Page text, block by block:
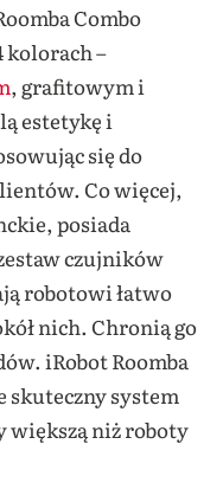
Combo
kolorach –
, grafitowym i
estetykę i
się do
Co więcej,
posiada
czujników
robotowi łatwo
nich. Chronią go
iRobot Roomba
skuteczny system
większą niż roboty